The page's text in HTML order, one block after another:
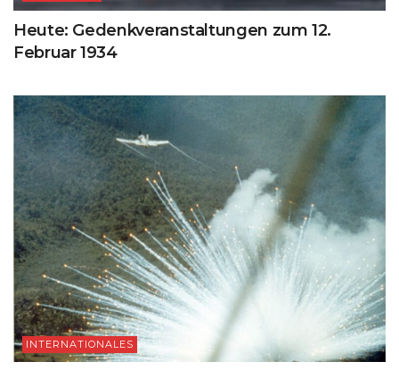
Heute: Gedenkveranstaltungen zum 12.
Februar 1934
INTERNATIONALES